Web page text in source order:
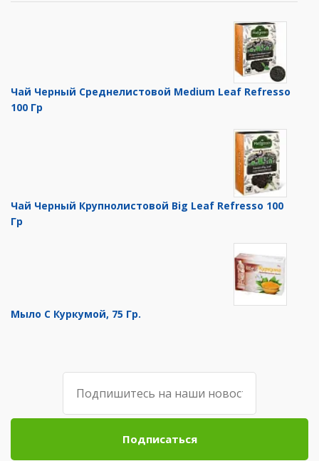
Чай Черный Среднелистовой Medium Leaf Refresso
100 Гр
Чай Черный Крупнолистовой Big Leaf Refresso 100
Гр
Мыло С Куркумой, 75 Гр.
Подписаться